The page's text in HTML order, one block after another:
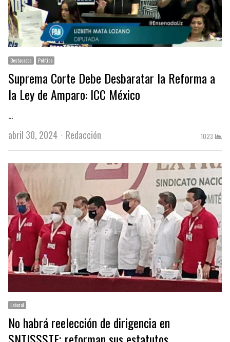
Destacados Política
Suprema Corte Debe Desbaratar la Reforma a
la Ley de Amparo: ICC México
…
abril 30, 2024
Author
Redacción 1023
Laboral
No habrá reelección de dirigencia en